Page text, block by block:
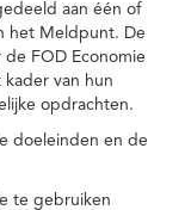
aan één of
het Meldpunt. De
FOD Economie
van hun
opdrachten.
doeleinden en de
te gebruiken